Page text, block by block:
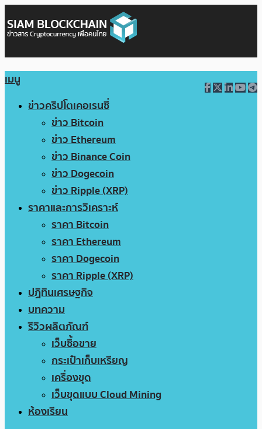
เมนู
ข่าวคริปโตเคอเรนซี่
ข่าว Bitcoin
ข่าว Ethereum
ข่าว Binance Coin
ข่าว Dogecoin
ข่าว Ripple (XRP)
ราคาและการวิเคราะห์
ราคา Bitcoin
ราคา Ethereum
ราคา Dogecoin
ราคา Ripple (XRP)
ปฏิทินเศรษฐกิจ
บทความ
รีวิวผลิตภัณฑ์
เว็บซื้อขาย
กระเป๋าเก็บเหรียญ
เครื่องขุด
เว็บขุดแบบ Cloud Mining
ห้องเรียน